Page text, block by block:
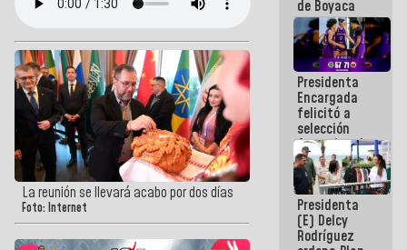
La reunión se llevará acabo por dos días
Foto: Internet
de Boyaca
representa
un capítulo
decisivo en
la gesta
emancipadora
de nuestra
América
Presidenta
Encargada
felicitó a
selección
femenina de
baloncesto
por su
clasificación
a la
AmeriCup
2027
Presidenta
(E) Delcy
Rodríguez